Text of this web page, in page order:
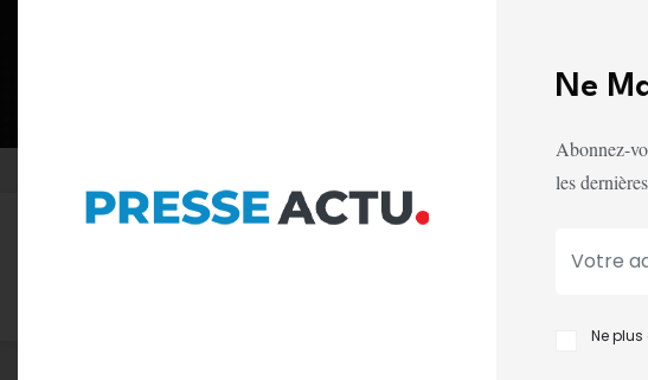
Ne
Abonnez-
les
Ne